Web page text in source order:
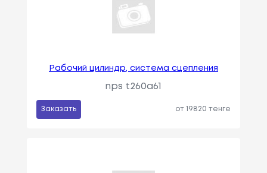
Рабочий цилиндр, система сцепления
nps t260a61
Заказать от 19820 тенге